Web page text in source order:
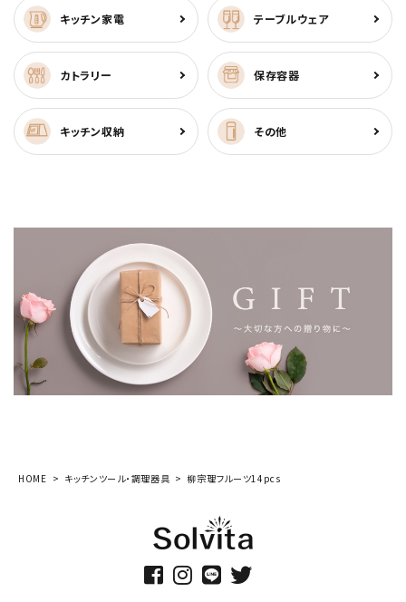
キッチン家電 テーブルウェア
カトラリー 保存容器
キッチン収納 その他
HOME キッチンツール・調理器具 柳宗理フルーツ14pcs